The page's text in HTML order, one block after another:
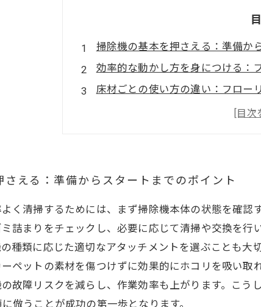
掃除機の基本を押さえる：準備か
効率的な動かし方を身につける：
床材ごとの使い方の違い：フロー
掃除機のメンテナンス：吸引力を
さえる：準備からスタートまでのポイント
く清掃するためには、まず掃除機本体の状態を確
詰まりをチェックし、必要に応じて清掃や交換を
種類に応じた適切なアタッチメントを選ぶことも
ペットの素材を傷つけずに効果的にホコリを吸い
故障リスクを減らし、作業効率も上がります。こ
倣うことが成功の第一歩となります。